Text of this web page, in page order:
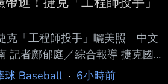
還是想專注在自己該做
在2出局後被2、3棒連續安打
然首名打者2壘安打，但之後連
第5局再次被2、3棒連續安打失
投出今天第一次3上3下，還送
完成優質先發 總計今天玉米先
克「工程師投手」曬美照 中文
記者鄺郁庭／綜合報導 捷克國
手」薩托里亞（Ondrej
球 Baseball· 6小時前